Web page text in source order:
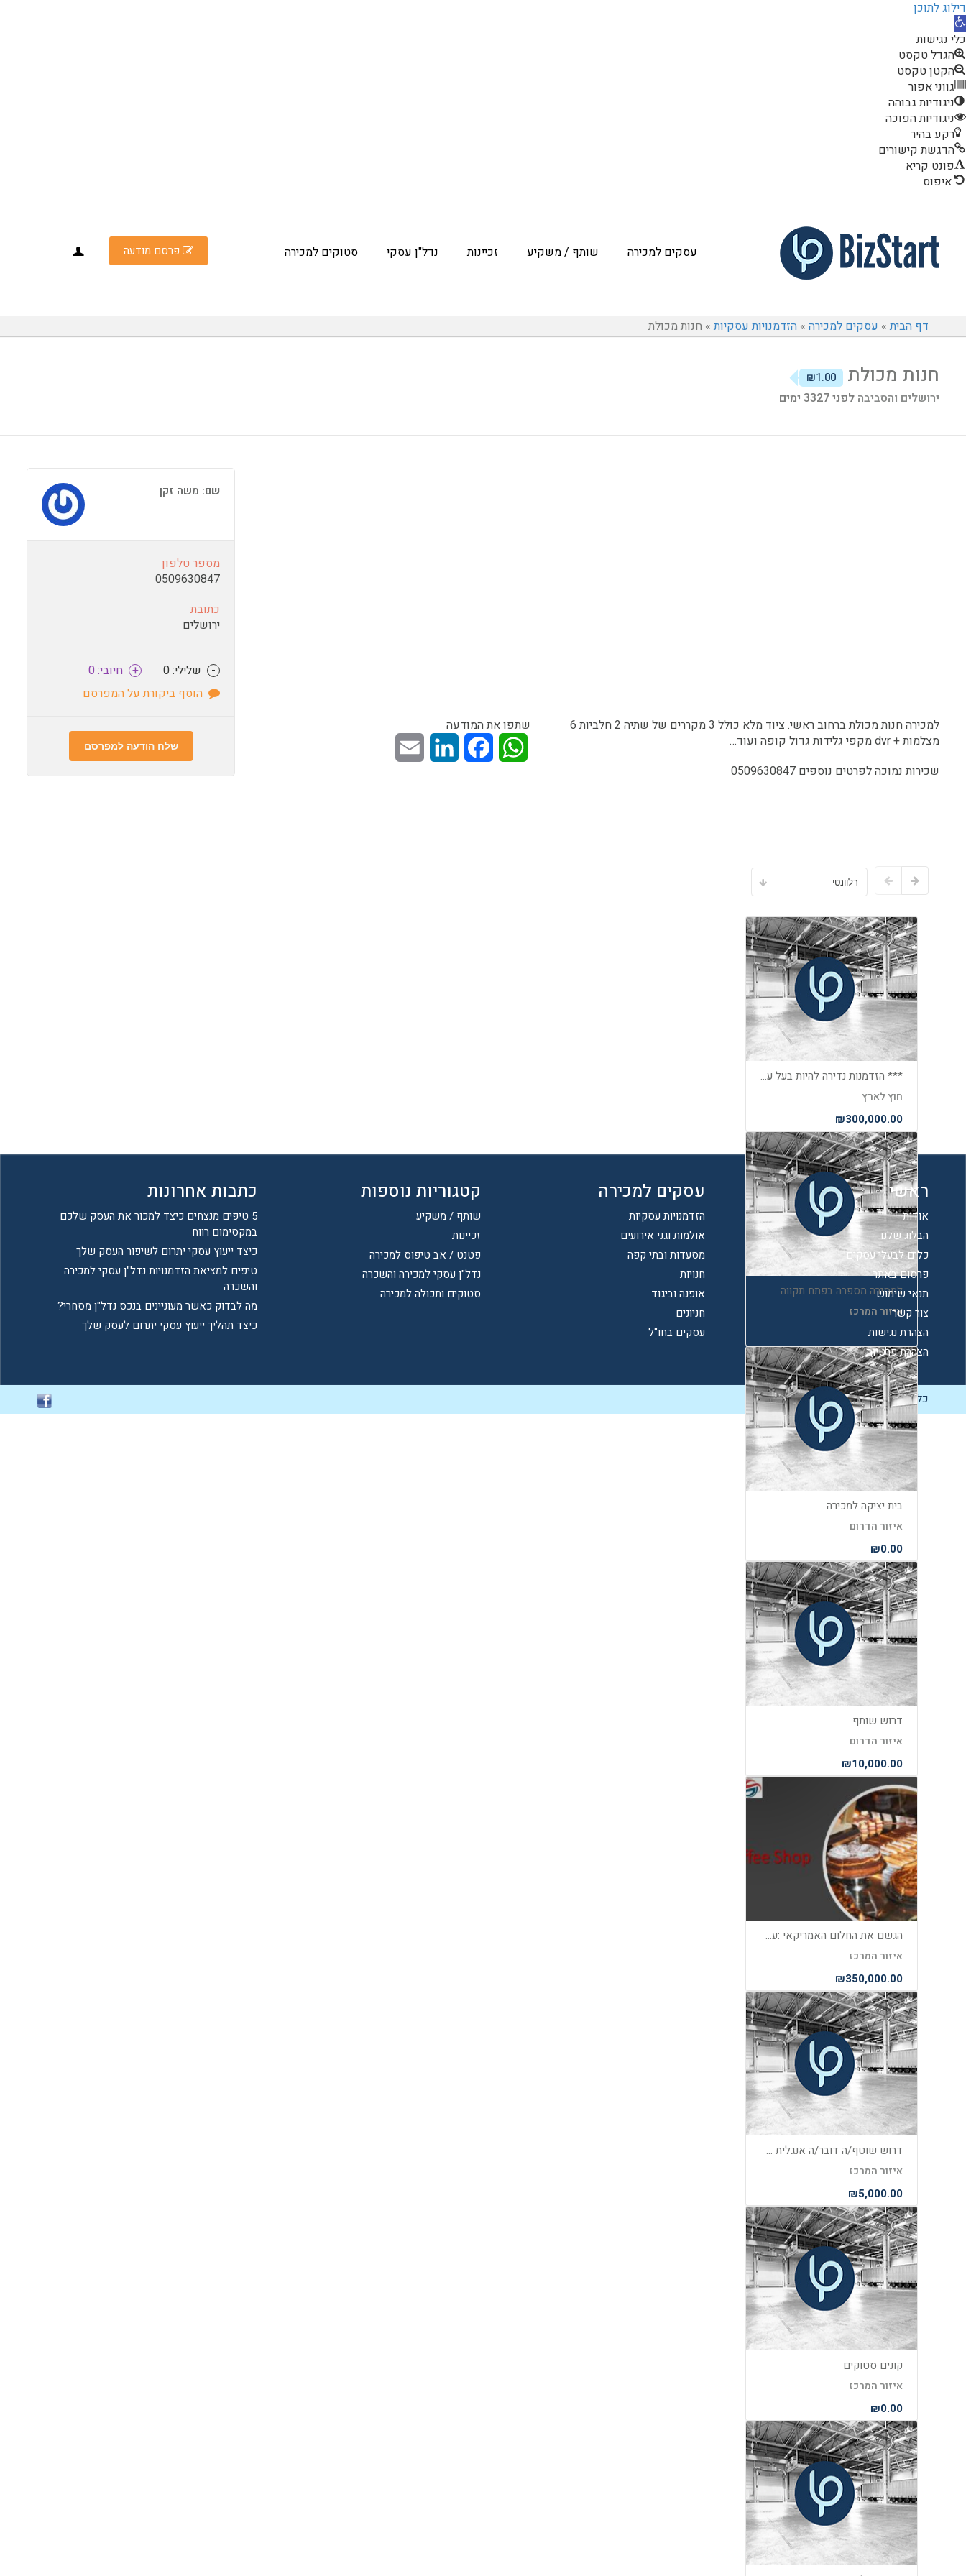
דילוג לתוכן
פתח
סרגל
נגישות
כלי נגישות
הגדל טקסט
הקטן טקסט
גווני אפור
ניגודיות גבוהה
ניגודיות הפוכה
רקע בהיר
הדגשת קישורים
פונט קריא
איפוס
עסקים למכירה שותף / משקיע זכיינות נדל"ן עסקי סטוקים למכירה פרסם מודעה
דף הבית» עסקים למכירה » הזדמנויות עסקיות» חנות מכולת
חנות מכולת ₪1.00
ירושלים והסביבה לפני 3327 ימים
למכירה חנות מכולת ברחוב ראשי. ציוד מלא כולל 3 מקררים של שתיה 2 חלביות 6
מצלמות + dvr מקפי גלידות גדול קופה ועוד…
שכירות נמוכה לפרטים נוספים 0509630847
שתפו את המודעה
WhatsApp
Facebook
LinkedIn
שם: משה זקן
מספר טלפון
0509630847
כתובת
ירושלים
+חיובי: 0 - שלילי: 0
הוסף ביקורת על המפרסם
שלח הודעה למפרסם
רלוונטי
*** הזדמנות נדירה להיות בעל עסק מצליח בחופים היפים של קפריסין***
חוץ לארץ
₪300,000.00
למסירה מספרה בפתח תקווה
איזור המרכז
₪1.00
בית יציקה למכירה
איזור הדרום
₪0.00
דרוש שותף
איזור הדרום
₪10,000.00
הגשם את החלום האמריקאי :עסקים פעילים בארה"ב כולל ויזת עבודה ורילוקיישן משפחתית
איזור המרכז
₪350,000.00
דרוש שוטף/ה דובר/ה אנגלית טוב מאוד להקמת רשתות שיווק בארצות הברית
איזור המרכז
₪5,000.00
קונים סטוקים
איזור המרכז
₪0.00
ראשי
אודות
הבלוג שלנו
כלים לבעלי עסקים
פרסום באתר
תנאי שימוש
צור קשר
הצהרת נגישות
הצהרת פרטיות
עסקים למכירה
הזדמנויות עסקיות
אולמות וגני אירועים
מסעדות ובתי קפה
חנויות
אופנה וביגוד
חניונים
עסקים בחו"ל
קטגוריות נוספות
שותף / משקיע
זכיינות
פטנט / אב טיפוס למכירה
נדל"ן עסקי למכירה והשכרה
סטוקים ותכולה למכירה
כתבות אחרונות
5 טיפים מנצחים כיצד למכור את העסק שלכם
במקסימום רווח
כיצד ייעוץ עסקי יתרום לשיפור העסק שלך
טיפים למציאת הזדמנויות נדל"ן עסקי למכירה
והשכרה
מה לבדוק כאשר מעוניינים בנכס נדל"ן מסחרי?
כיצד תהליך ייעוץ עסקי יתרום לעסק שלך
כל הזכויות שמורות ל-Biz Start